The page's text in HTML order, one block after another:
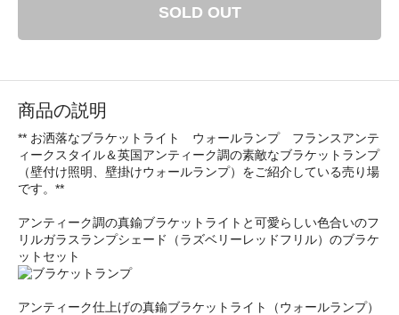
SOLD OUT
商品の説明
** お洒落なブラケットライト ウォールランプ フランスアンテ
ィークスタイル＆英国アンティーク調の素敵なブラケットランプ
（壁付け照明、壁掛けウォールランプ）をご紹介している売り場
です。**
アンティーク調の真鍮ブラケットライトと可愛らしい色合いのフ
リルガラスランプシェード（ラズベリーレッドフリル）のブラケ
ットセット
アンティーク仕上げの真鍮ブラケットライト（ウォールランプ）